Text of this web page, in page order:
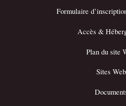
Formulaire
Accès &
Plan du site
Sites Web